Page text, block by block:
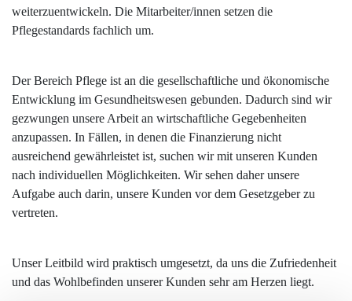
weiterzuentwickeln. Die Mitarbeiter/innen setzen die
Pflegestandards fachlich um.
Der Bereich Pflege ist an die gesellschaftliche und ökonomische
Entwicklung im Gesundheitswesen gebunden. Dadurch sind wir
gezwungen unsere Arbeit an wirtschaftliche Gegebenheiten
anzupassen. In Fällen, in denen die Finanzierung nicht
ausreichend gewährleistet ist, suchen wir mit unseren Kunden
nach individuellen Möglichkeiten. Wir sehen daher unsere
Aufgabe auch darin, unsere Kunden vor dem Gesetzgeber zu
vertreten.
Unser Leitbild wird praktisch umgesetzt, da uns die Zufriedenheit
und das Wohlbefinden unserer Kunden sehr am Herzen liegt.